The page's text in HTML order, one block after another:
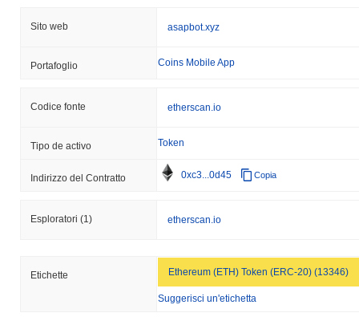
Sito web asapbot.xyz
Portafoglio Coins Mobile App
Codice fonte etherscan.io
Tipo de activo Token
Indirizzo del Contratto 0xc3...0d45 Copia
Esploratori (1) etherscan.io
Etichette Ethereum (ETH) Token (ERC-20) (13346)
Suggerisci un'etichetta